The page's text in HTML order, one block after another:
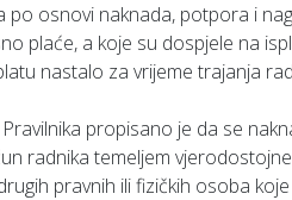
po osnovi naknada, potpora i
plaće, a koje su dospjele na
nastalo za vrijeme trajanja
Pravilnika propisano je da se
radnika temeljem
pravnih ili fizičkih osoba